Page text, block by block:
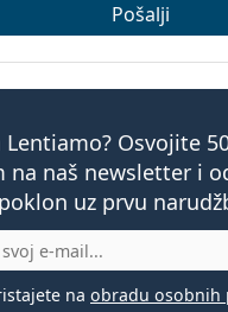
Mjesečne leće
Produženo
Silikon-hidrogelne
Kontaktne leće
Pošalji
Osvojite
na naš newsletter i
uz prvu
na obradu osobnih